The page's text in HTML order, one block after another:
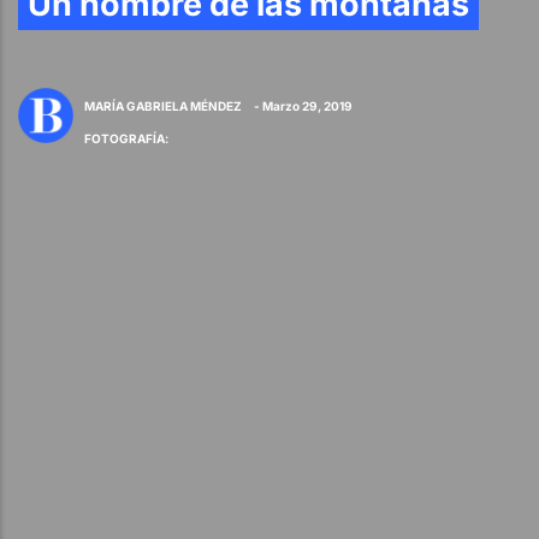
MARÍA GABRIELA MÉNDEZ - Marzo 29, 2019
FOTOGRAFÍA: